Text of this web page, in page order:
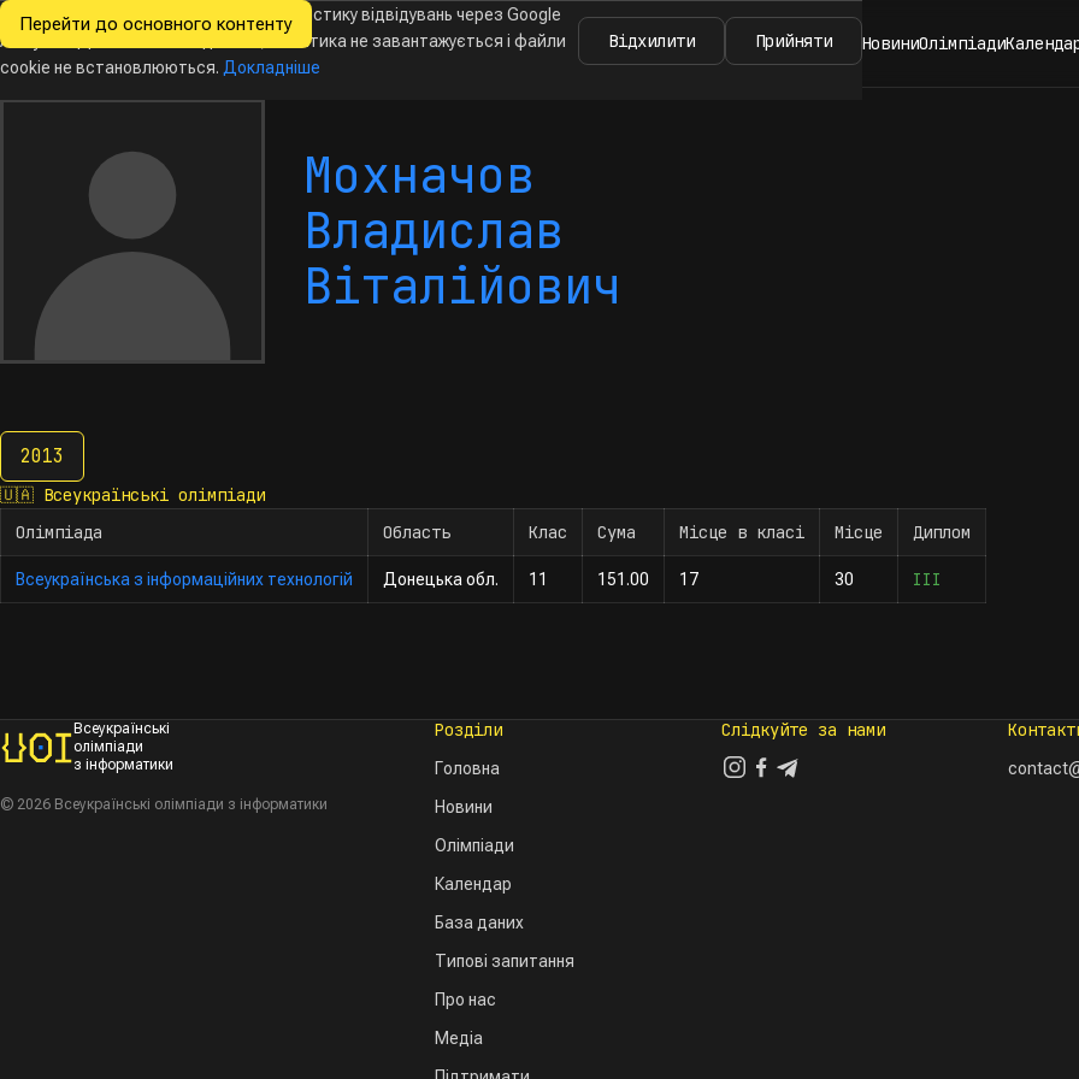
Перейти до основного контенту
Всеукраїнські
з інформатики
НовиниОлімпіади
Мохначов
Владислав
Віталійович
2013
2013
🇺🇦 Всеукраїнські олімпіади
Олімпіада
Область Клас Сума Місце в класі Місце Диплом
Всеукраїнська з інформаційних технологій Донецька обл. 11 151.00 17 30 III
Всеукраїнські
олімпіади
з інформатики
© 2026 Всеукраїнські олімпіади з інформатики
Розділи
Головна
Новини
Олімпіади
Календар
База даних
Типові запитання
Про нас
Медіа
Слідкуйте за нами
Ми хочемо збирати знеособлену статистику відвідувань через Google
Analytics. Доки ви не погодитесь, аналітика не завантажується і файли
cookie не встановлюються. Докладніше
Відхилити Прийняти